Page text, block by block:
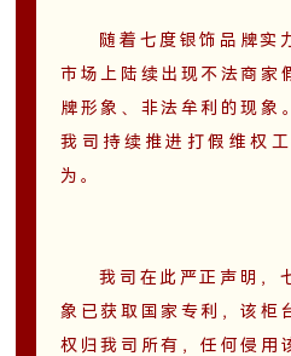
随着七度银饰品牌实
市场上陆续出现不法商家
牌形象、非法牟利的现象
我司持续推进打假维权
为。
我司在此严正声明，
象已获取国家专利，该柜
权归我司所有，任何侵用